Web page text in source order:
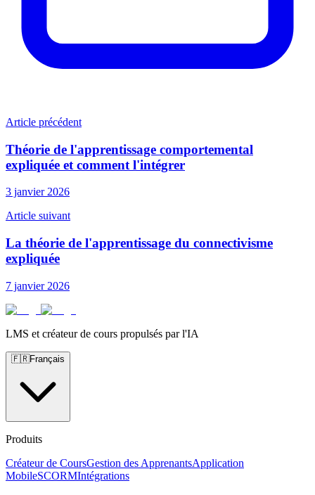
Article précédent
Théorie de l'apprentissage comportemental
expliquée et comment l'intégrer
3 janvier 2026
Article suivant
La théorie de l'apprentissage du connectivisme
expliquée
7 janvier 2026
LMS et créateur de cours propulsés par l'IA
🇫🇷Français
Produits
Créateur de CoursGestion des ApprenantsApplication
MobileSCORMIntégrations